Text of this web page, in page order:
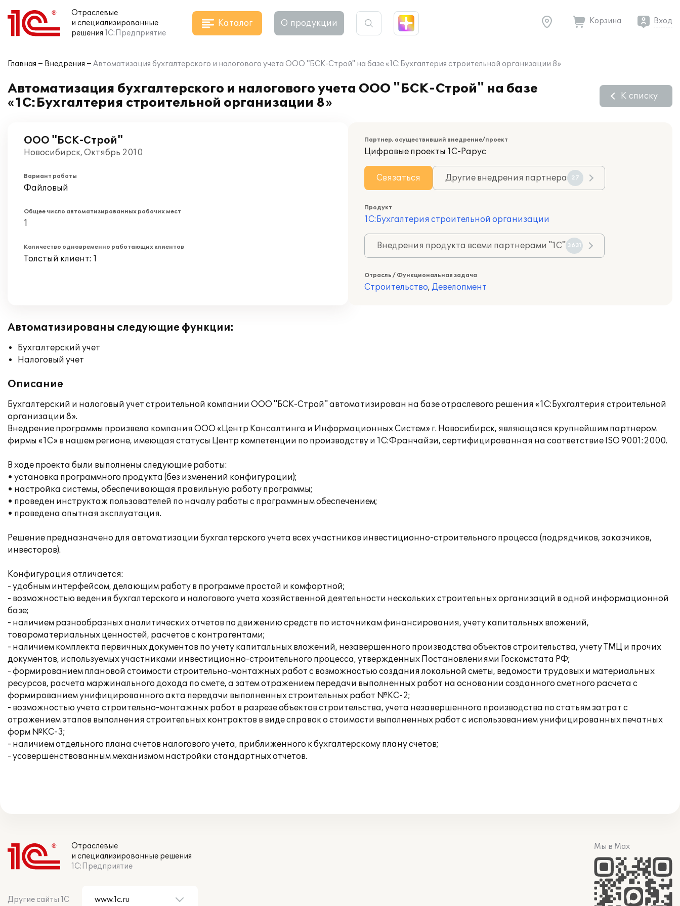
Отраслевые
и специализированные
решения 1С:Предприятие
Каталог О продукции Корзина Вход
Главная Внедрения Автоматизация бухгалтерского и налогового учета ООО "БСК-Строй" на базе «1С:Бухгалтерия строительной организации 8»
Автоматизация бухгалтерского и налогового учета ООО "БСК-Строй" на базе
«1С:Бухгалтерия строительной организации 8»
К списку
ООО "БСК-Строй"
Новосибирск, Октябрь 2010
Вариант работы
Файловый
Общее число автоматизированных рабочих мест
1
Количество одновременно работающих клиентов
Толстый клиент: 1
Партнер, осуществивший внедрение/проект
Цифровые проекты 1С-Рарус
Связаться Другие внедрения партнера 27
Продукт
1С:Бухгалтерия строительной организации
Внедрения продукта всеми партнерами "1С" 3631
Отрасль / Функциональная задача
Строительство, Девелопмент
Автоматизированы следующие функции:
Бухгалтерский учет
Налоговый учет
Описание
Бухгалтерский и налоговый учет строительной компании ООО "БСК-Строй" автоматизирован на базе отраслевого решения «1С:Бухгалтерия строительной
организации 8».
Внедрение программы произвела компания ООО «Центр Консалтинга и Информационных Систем» г. Новосибирск, являющаяся крупнейшим партнером
фирмы «1С» в нашем регионе, имеющая статусы Центр компетенции по производству и 1С:Франчайзи, сертифицированная на соответствие ISO 9001:2000.
В ходе проекта были выполнены следующие работы:
• установка программного продукта (без изменений конфигурации);
• настройка системы, обеспечивающая правильную работу программы;
• проведен инструктаж пользователей по началу работы с программным обеспечением;
• проведена опытная эксплуатация.
Решение предназначено для автоматизации бухгалтерского учета всех участников инвестиционно-строительного процесса (подрядчиков, заказчиков,
инвесторов).
Конфигурация отличается:
- удобным интерфейсом, делающим работу в программе простой и комфортной;
- возможностью ведения бухгалтерского и налогового учета хозяйственной деятельности нескольких строительных организаций в одной информационной
базе;
- наличием разнообразных аналитических отчетов по движению средств по источникам финансирования, учету капитальных вложений,
товароматериальных ценностей, расчетов с контрагентами;
- наличием комплекта первичных документов по учету капитальных вложений, незавершенного производства объектов строительства, учету ТМЦ и прочих
документов, используемых участниками инвестиционно-строительного процесса, утвержденных Постановлениями Госкомстата РФ;
- формированием плановой стоимости строительно-монтажных работ с возможностью создания локальной сметы, ведомости трудовых и материальных
ресурсов, расчета маржинального дохода по смете, а затем отражением передачи выполненных работ на основании созданного сметного расчета с
формированием унифицированного акта передачи выполненных строительных работ №КС-2;
- возможностью учета строительно-монтажных работ в разрезе объектов строительства, учета незавершенного производства по статьям затрат с
отражением этапов выполнения строительных контрактов в виде справок о стоимости выполненных работ с использованием унифицированных печатных
форм №КС-3;
- наличием отдельного плана счетов налогового учета, приближенного к бухгалтерскому плану счетов;
- усовершенствованным механизмом настройки стандартных отчетов.
Отраслевые
и специализированные решения
1С:Предприятие
Другие сайты 1С
Мы в Max